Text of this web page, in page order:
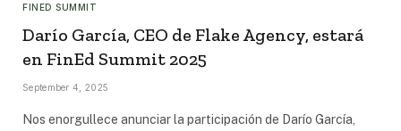
FINED SUMMIT
Darío García, CEO de Flake Agency, estará
en FinEd Summit 2025
September 4, 2025
Nos enorgullece anunciar la participación de Darío García,